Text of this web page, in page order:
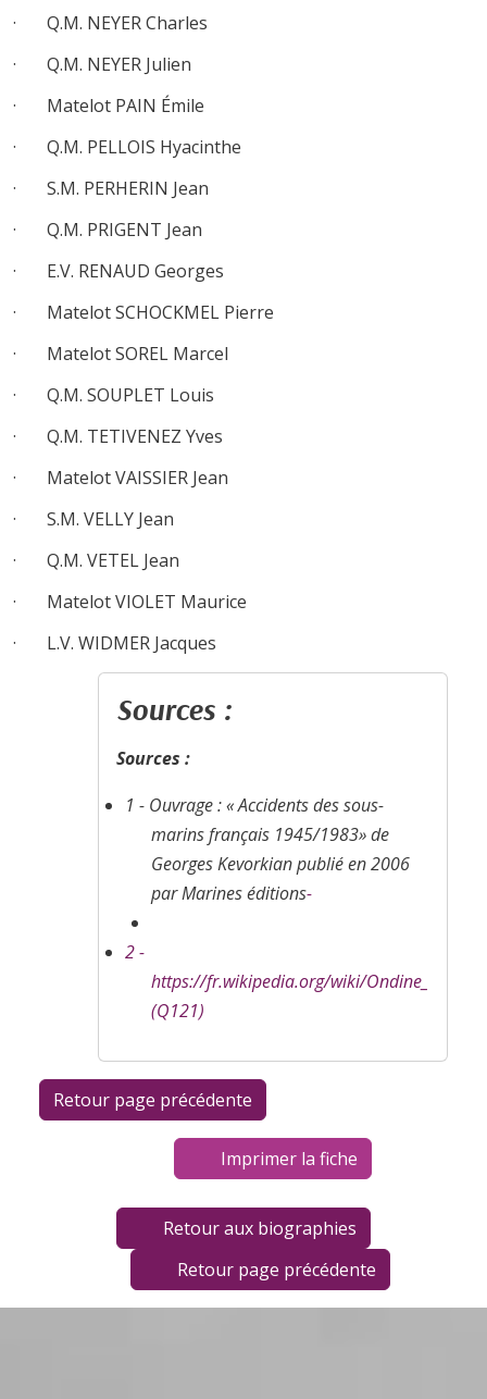
· Q.M. NEYER Charles
· Q.M. NEYER Julien
· Matelot PAIN Émile
· Q.M. PELLOIS Hyacinthe
· S.M. PERHERIN Jean
· Q.M. PRIGENT Jean
· E.V. RENAUD Georges
· Matelot SCHOCKMEL Pierre
· Matelot SOREL Marcel
· Q.M. SOUPLET Louis
· Q.M. TETIVENEZ Yves
· Matelot VAISSIER Jean
· S.M. VELLY Jean
· Q.M. VETEL Jean
· Matelot VIOLET Maurice
· L.V. WIDMER Jacques
Sources :
Sources :
1 - Ouvrage : «Accidents des sous-
marins français 1945/1983» de
Georges Kevorkian publié en 2006
par Marines éditions-
2 -
https://fr.wikipedia.org/wiki/Ondine_
(Q121)
Imprimer la fiche
Retour aux biographies
Retour page précédente